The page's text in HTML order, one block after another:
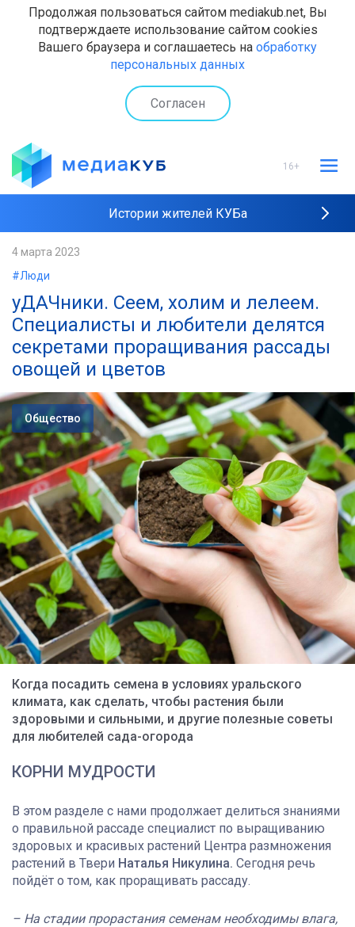
Продолжая пользоваться сайтом mediakub.net, Вы
подтверждаете использование сайтом cookies
Вашего браузера и соглашаетесь на обработку
персональных данных
Согласен
16+
Истории жителей КУБа
4 марта 2023
#Люди
уДАЧники. Сеем, холим и лелеем.
Специалисты и любители делятся
секретами проращивания рассады
овощей и цветов
Общество
Когда посадить семена в условиях уральского
климата, как сделать, чтобы растения были
здоровыми и сильными, и другие полезные советы
для любителей сада-огорода
КОРНИ МУДРОСТИ
В этом разделе с нами продолжает делиться знаниями
о правильной рассаде специалист по выращиванию
здоровых и красивых растений Центра размножения
растений в Твери Наталья Никулина. Сегодня речь
пойдёт о том, как проращивать рассаду.
– На стадии прорастания семенам необходимы влага,